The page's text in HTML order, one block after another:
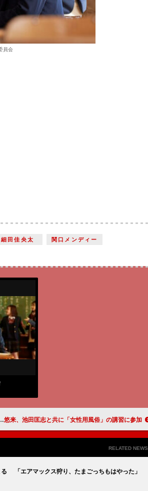
員会
細田佳央太
関口メンディー
瀬戸利樹、“女性向けのセラピスト役”で「新しい価値観に出会えた」 久保田悠来、池田匡志と共に「女性用風俗」の講習に参加
RELATED NEWS
「エアマックス狩り、たまごっちもはやった」